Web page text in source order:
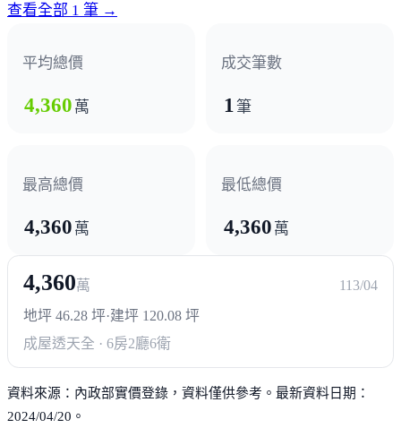
查看全部 1 筆 →
平均總價
4,360 萬
成交筆數
1 筆
最高總價
4,360 萬
最低總價
4,360 萬
4,360萬
113/04
地坪 46.28 坪·建坪 120.08 坪
成屋透天全 · 6房2廳6衛
資料來源：內政部實價登錄，資料僅供參考。最新資料日期：
2024/04/20。